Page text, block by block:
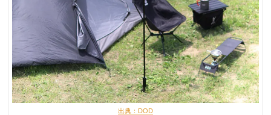
出典：DOD